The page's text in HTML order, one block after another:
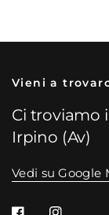
Vieni a
Ci troviamo
Irpino (Av)
Vedi su Google